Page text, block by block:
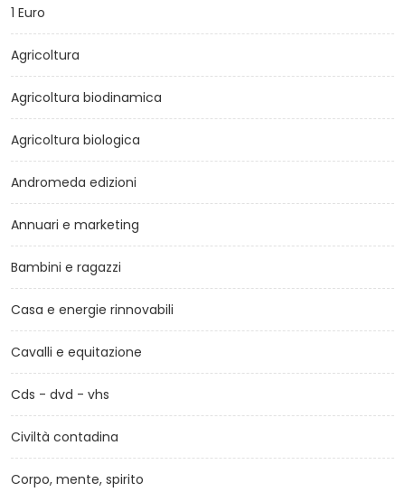
1 Euro
Agricoltura
Agricoltura biodinamica
Agricoltura biologica
Andromeda edizioni
Annuari e marketing
Bambini e ragazzi
Casa e energie rinnovabili
Cavalli e equitazione
Cds - dvd - vhs
Civiltà contadina
Corpo, mente, spirito